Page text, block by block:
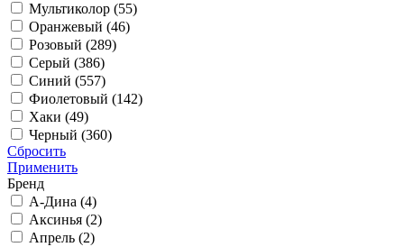
Мультиколор (55)
Оранжевый (46)
Розовый (289)
Серый (386)
Синий (557)
Фиолетовый (142)
Хаки (49)
Черный (360)
Сбросить
Применить
Бренд
А-Дина (4)
Аксинья (2)
Апрель (2)